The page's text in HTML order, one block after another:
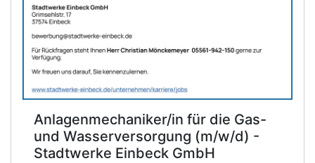
Anlagenmechaniker/in für die Gas-
und Wasserversorgung (m/w/d) -
Stadtwerke Einbeck GmbH